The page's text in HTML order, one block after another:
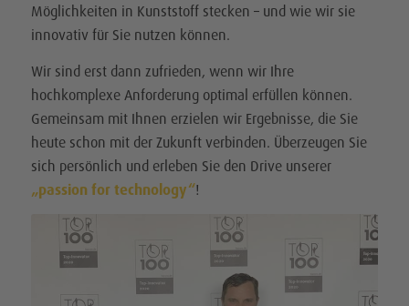
Möglichkeiten in Kunststoff stecken – und wie wir sie
innovativ für Sie nutzen können.
Wir sind erst dann zufrieden, wenn wir Ihre
hochkomplexe Anforderung optimal erfüllen können.
Gemeinsam mit Ihnen erzielen wir Ergebnisse, die Sie
heute schon mit der Zukunft verbinden. Überzeugen Sie
sich persönlich und erleben Sie den Drive unserer
„passion for technology“!